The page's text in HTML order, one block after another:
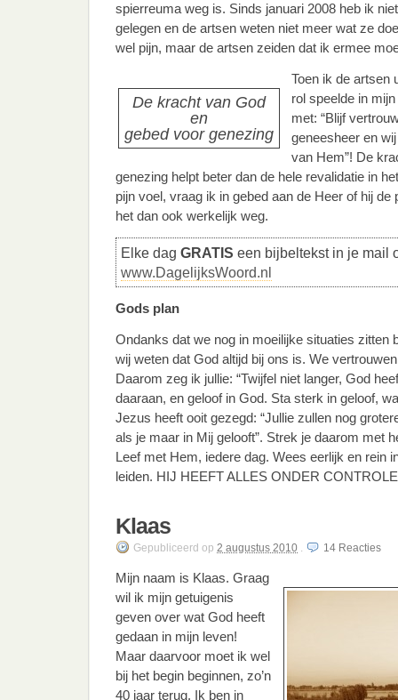
spierreuma weg is. Sinds januari 2008 heb ik
gelegen en de artsen weten niet meer wat ze
wel pijn, maar de artsen zeiden dat ik ermee
De kracht van God
en
gebed voor genezing
Toen ik de artsen
rol speelde in
met: “Blijf
geneesheer en
van Hem”! De
genezing helpt beter dan de hele revalidatie in
pijn voel, vraag ik in gebed aan de Heer of hij de
het dan ook werkelijk weg.
Elke dag GRATIS een bijbeltekst in je mail
www.DagelijksWoord.nl
Gods plan
Ondanks dat we nog in moeilijke situaties zitten
wij weten dat God altijd bij ons is. We
Daarom zeg ik jullie: “Twijfel niet langer, God
daaraan, en geloof in God. Sta sterk in geloof,
Jezus heeft ooit gezegd: “Jullie zullen nog
als je maar in Mij gelooft”. Strek je daarom met
Leef met Hem, iedere dag. Wees eerlijk en rein
leiden. HIJ HEEFT ALLES ONDER
Klaas
Gepubliceerd op 2 augustus 2010 . 14 Reacties
Mijn naam is Klaas. Graag
wil ik mijn getuigenis
geven over wat God heeft
gedaan in mijn leven!
Maar daarvoor moet ik wel
bij het begin beginnen, zo’n
40 jaar terug. Ik ben in